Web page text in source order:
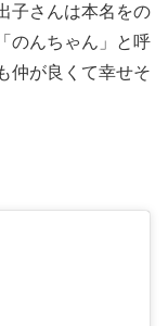
子さんは本名をの
のんちゃん」と呼
仲が良くて幸せそ